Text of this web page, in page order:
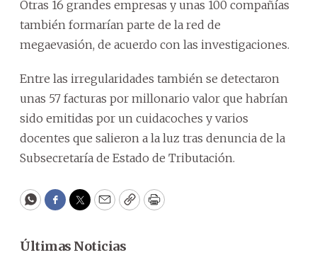
Otras 16 grandes empresas y unas 100 compañías
también formarían parte de la red de
megaevasión, de acuerdo con las investigaciones.
Entre las irregularidades también se detectaron
unas 57 facturas por millonario valor que habrían
sido emitidas por un cuidacoches y varios
docentes que salieron a la luz tras denuncia de la
Subsecretaría de Estado de Tributación.
WhatsApp
Facebook
Twitter
EmailCopyPrint
Últimas Noticias